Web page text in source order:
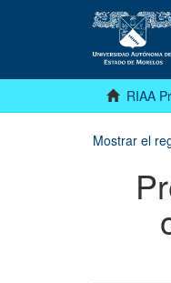
RIAA
Mostrar el